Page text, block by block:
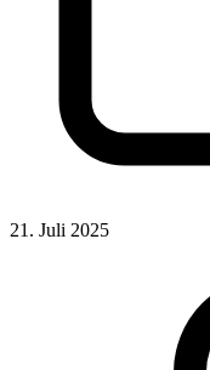
21. Juli 2025